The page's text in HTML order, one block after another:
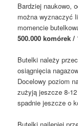
Bardziej naukowo,
można wyznaczyć
momencie
500.000 komórek /
Butelki należy
osiągnięcia
Docelowy poziom
zużyją jeszcze 8-
spadnie jeszcze o